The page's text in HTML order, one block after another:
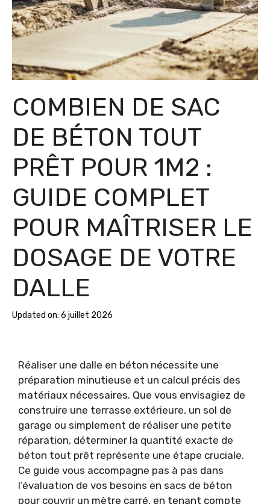
COMBIEN DE SAC
DE BÉTON TOUT
PRÊT POUR 1M2 :
GUIDE COMPLET
POUR MAÎTRISER LE
DOSAGE DE VOTRE
DALLE
Updated on: 6 juillet 2026
Réaliser une dalle en béton nécessite une
préparation minutieuse et un calcul précis des
matériaux nécessaires. Que vous envisagiez de
construire une terrasse extérieure, un sol de
garage ou simplement de réaliser une petite
réparation, déterminer la quantité exacte de
béton tout prêt représente une étape cruciale.
Ce guide vous accompagne pas à pas dans
l’évaluation de vos besoins en sacs de béton
pour couvrir un mètre carré, en tenant compte